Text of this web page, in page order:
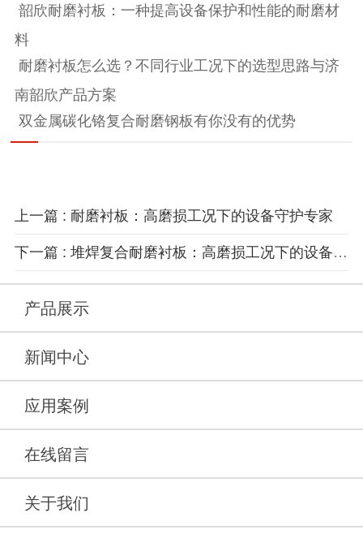
韶欣耐磨衬板：一种提高设备保护和性能的耐磨材
料
耐磨衬板怎么选？不同行业工况下的选型思路与济
南韶欣产品方案
双金属碳化铬复合耐磨钢板有你没有的优势
上一篇 : 耐磨衬板：高磨损工况下的设备守护专家
下一篇 : 堆焊复合耐磨衬板：高磨损工况下的设备防护优选方案
产品展示
新闻中心
应用案例
在线留言
关于我们